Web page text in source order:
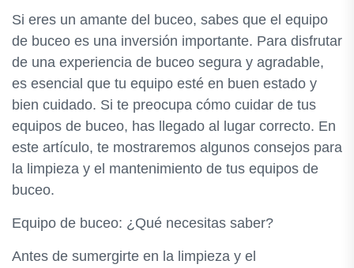
Si eres un amante del buceo, sabes que el equipo
de buceo es una inversión importante. Para disfrutar
de una experiencia de buceo segura y agradable,
es esencial que tu equipo esté en buen estado y
bien cuidado. Si te preocupa cómo cuidar de tus
equipos de buceo, has llegado al lugar correcto. En
este artículo, te mostraremos algunos consejos para
la limpieza y el mantenimiento de tus equipos de
buceo.
Equipo de buceo: ¿Qué necesitas saber?
Antes de sumergirte en la limpieza y el